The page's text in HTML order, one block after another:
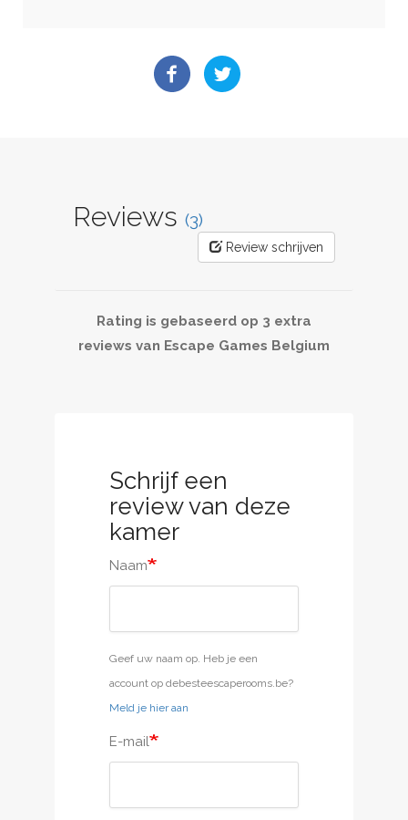
Reviews (3)
Review schrijven
Rating is gebaseerd op 3 extra
reviews van Escape Games Belgium
Schrijf een
review van deze
kamer
Naam
Geef uw naam op. Heb je een
account op debesteescaperooms.be?
Meld je hier aan
E-mail